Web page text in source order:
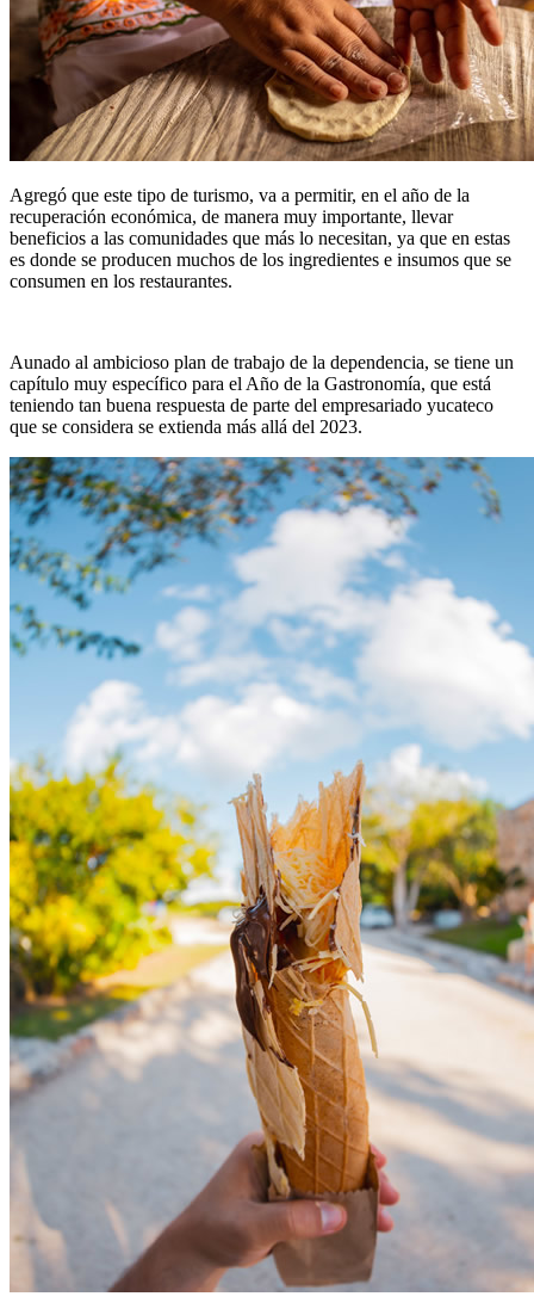
Agregó que este tipo de turismo, va a permitir, en el año de la
recuperación económica, de manera muy importante, llevar
beneficios a las comunidades que más lo necesitan, ya que en estas
es donde se producen muchos de los ingredientes e insumos que se
consumen en los restaurantes.
Aunado al ambicioso plan de trabajo de la dependencia, se tiene un
capítulo muy específico para el Año de la Gastronomía, que está
teniendo tan buena respuesta de parte del empresariado yucateco
que se considera se extienda más allá del 2023.